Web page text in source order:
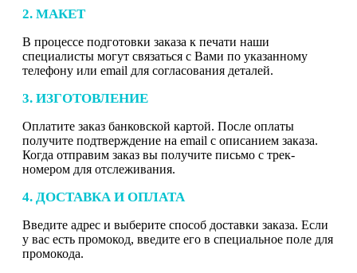
2. МАКЕТ
В процессе подготовки заказа к печати наши
специалисты могут связаться с Вами по указанному
телефону или email для согласования деталей.
3. ИЗГОТОВЛЕНИЕ
Оплатите заказ банковской картой. После оплаты
получите подтверждение на email с описанием заказа.
Когда отправим заказ вы получите письмо с трек-
номером для отслеживания.
4. ДОСТАВКА И ОПЛАТА
Введите адрес и выберите способ доставки заказа. Если
у вас есть промокод, введите его в специальное поле для
промокода.